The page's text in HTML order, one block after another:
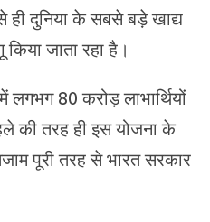
दुनिया के सबसे बड़े खाद्य
जाता रहा है।
80 करोड़ लाभार्थियों
की तरह ही इस योजना के
पूरी तरह से भारत सरकार